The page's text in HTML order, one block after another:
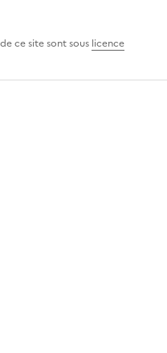
ce site sont sous licence